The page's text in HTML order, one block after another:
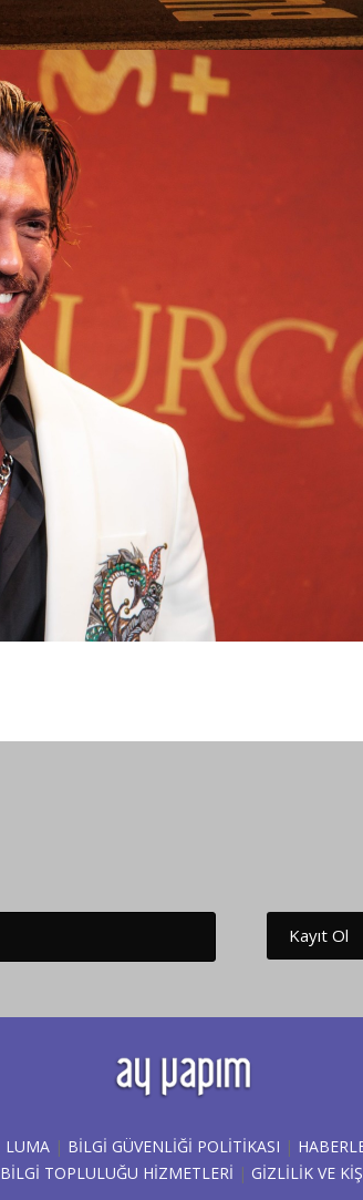
Kayıt Ol
LUMA | BILGI GÜVENLIĞI POLITIKASI |
BİLGİ TOPLULUĞU HİZMETLERİ | GIZLILIK VE